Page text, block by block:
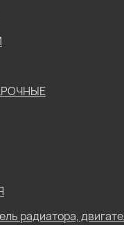
радиатора,